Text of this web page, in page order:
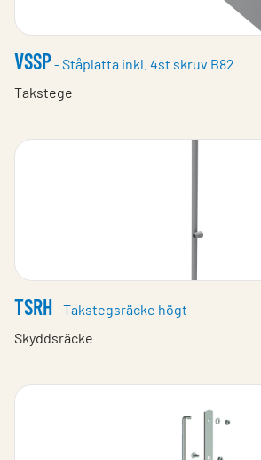
VSSP- Ståplatta inkl. 4st skruv B82
Takstege
TSRH- Takstegsräcke högt
Skyddsräcke